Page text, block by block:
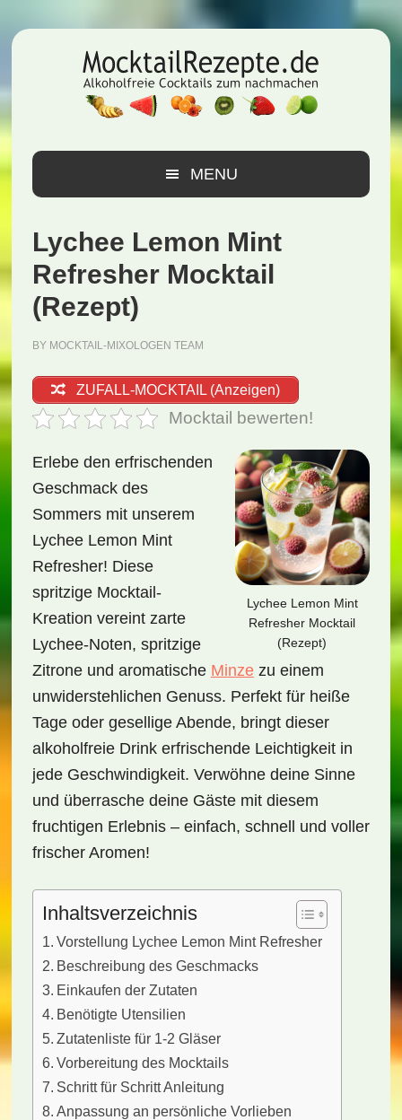
Hauptnavigation
Inhalt
Seitenspalte
MENU
Lychee Lemon Mint
Refresher Mocktail
(Rezept)
BY MOCKTAIL-MIXOLOGEN TEAM
ZUFALL-MOCKTAIL (Anzeigen)
Mocktail bewerten!
Lychee Lemon Mint
Refresher Mocktail
(Rezept)
Erlebe den erfrischenden
Geschmack des
Sommers mit unserem
Lychee Lemon Mint
Refresher! Diese
spritzige Mocktail-
Kreation vereint zarte
Lychee-Noten, spritzige
Zitrone und aromatische Minzezu einem
unwiderstehlichen Genuss. Perfekt für heiße
Tage oder gesellige Abende, bringt dieser
alkoholfreie Drink erfrischende Leichtigkeit in
jede Geschwindigkeit. Verwöhne deine Sinne
und überrasche deine Gäste mit diesem
fruchtigen Erlebnis – einfach, schnell und voller
frischer Aromen!
Inhaltsverzeichnis
Vorstellung Lychee Lemon Mint Refresher
Beschreibung des Geschmacks
Einkaufen der Zutaten
Benötigte Utensilien
Zutatenliste für 1-2 Gläser
Vorbereitung des Mocktails
Schritt für Schritt Anleitung
Anpassung an persönliche Vorlieben